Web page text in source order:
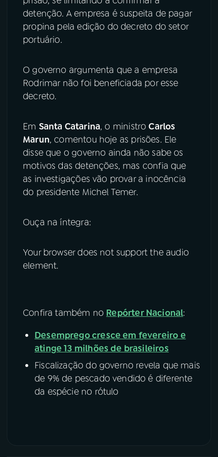
detenção. A empresa é suspeita de pagar
propina pela edição do decreto do setor
portuário.
O governo argumenta que a empresa
Rodrimar não foi beneficiada por esse
decreto.
Em Santa Catarina, o ministroCarlos
Marun, comentou hoje as prisões. Ele
disse que o governo ainda não sabe os
motivos das detenções, mas confia que
as investigações vão provar a inocência
do presidente Michel Temer.
Ouça na íntegra:
Your browser does not support the audio
element.
Confira também no Repórter Nacional:
Desemprego cresce em fevereiro e
atinge 13 milhões de brasileiros
Fiscalização do governo revela que mais
de 9% de pescado vendido é diferente
da espécie no rótulo